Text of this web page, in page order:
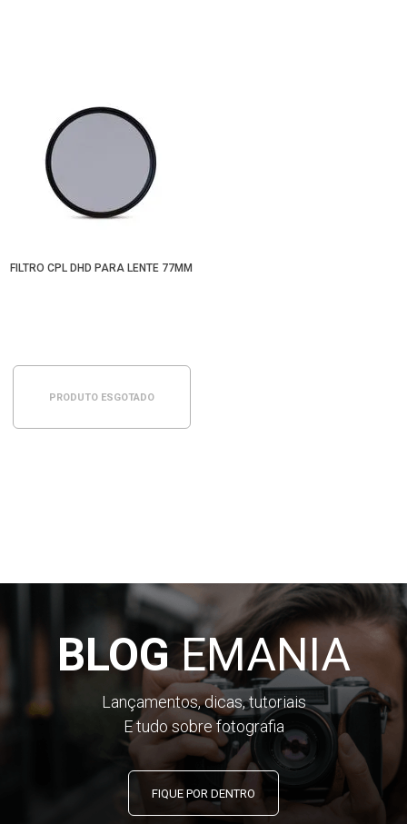
FILTRO CPL DHD PARA LENTE 77MM
PRODUTO ESGOTADO
BLOGEMANIA
Lançamentos, dicas, tutoriais
E tudo sobre fotografia
FIQUE POR DENTRO